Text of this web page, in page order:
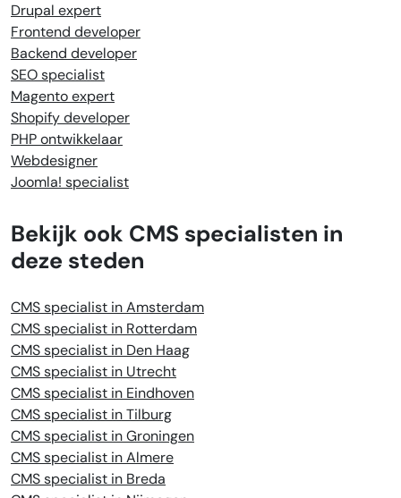
Drupal expert
Frontend developer
Backend developer
SEO specialist
Magento expert
Shopify developer
PHP ontwikkelaar
Webdesigner
Joomla! specialist
Bekijk ook CMS specialisten in
deze steden
CMS specialist in Amsterdam
CMS specialist in Rotterdam
CMS specialist in Den Haag
CMS specialist in Utrecht
CMS specialist in Eindhoven
CMS specialist in Tilburg
CMS specialist in Groningen
CMS specialist in Almere
CMS specialist in Breda